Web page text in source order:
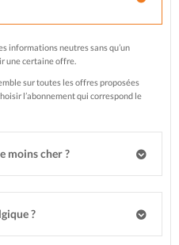
informations neutres sans qu’un
une certaine offre.
sur toutes les offres proposées
l’abonnement qui correspond le
moins cher ?
?